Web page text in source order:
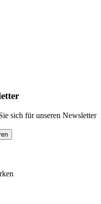
sich für unseren Newsletter